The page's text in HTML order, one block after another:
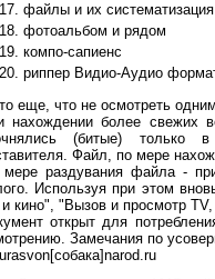
файлы и их систематизация
фотоальбом и рядом
компо-сапиенс
риппер Видио-Аудио
еще, что не осмотреть
нахождении более свежих
(битые) только в
Файл, по мере
раздувания файла -
Используя при этом
кино", "Вызов и просмотр
открыт для
Замечания по